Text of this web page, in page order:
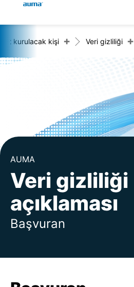
Ürünler
İrtibat kurulacak kişi
Global
Asya ve Pasifik
Kuzey Amerika
Arama
kurulacak kişi + Veri gizliliği +
AUMA
Veri gizliliği
açıklaması
Başvuran